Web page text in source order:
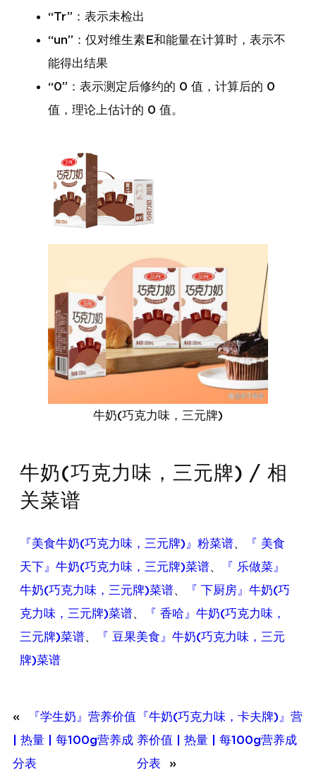
“Tr”：表示未检出
“un”：仅对维生素E和能量在计算时，表示不
能得出结果
“0”：表示测定后修约的 0 值，计算后的 0
值，理论上估计的 0 值。
牛奶(巧克力味，三元牌)
牛奶(巧克力味，三元牌) / 相
关菜谱
『美食牛奶(巧克力味，三元牌)』粉菜谱、
『 美食
天下』牛奶(巧克力味，三元牌)菜谱、
『 乐做菜』
牛奶(巧克力味，三元牌)菜谱、
『 下厨房』牛奶(巧
克力味，三元牌)菜谱、
『 香哈』牛奶(巧克力味，
三元牌)菜谱、
『 豆果美食』牛奶(巧克力味，三元
牌)菜谱
«
『学生奶』营养价值
| 热量 | 每100g营养成
分表
『牛奶(巧克力味，卡夫牌)』营
养价值 | 热量 | 每100g营养成
分表
»